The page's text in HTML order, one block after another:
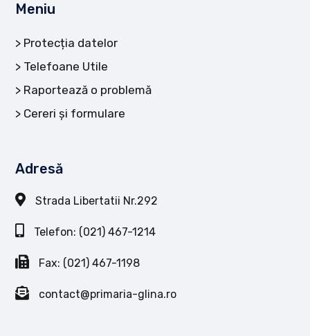
Meniu
Protecția datelor
Telefoane Utile
Raportează o problemă
Cereri și formulare
Adresă
Strada Libertatii Nr.292
Telefon: (021) 467-1214
Fax: (021) 467-1198
contact@primaria-glina.ro